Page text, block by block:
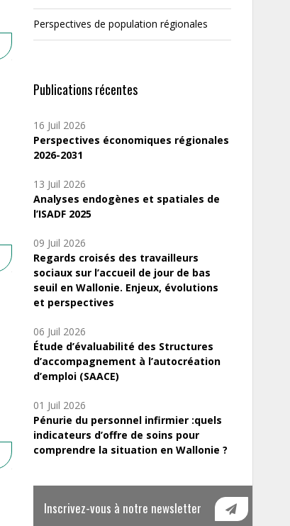
Perspectives de population régionales
Publications récentes
16 Juil 2026
Perspectives économiques régionales
2026-2031
13 Juil 2026
Analyses endogènes et spatiales de
l’ISADF 2025
09 Juil 2026
Regards croisés des travailleurs
sociaux sur l’accueil de jour de bas
seuil en Wallonie. Enjeux, évolutions
et perspectives
06 Juil 2026
Étude d’évaluabilité des Structures
d’accompagnement à l’autocréation
d’emploi (SAACE)
01 Juil 2026
Pénurie du personnel infirmier :quels
indicateurs d’offre de soins pour
comprendre la situation en Wallonie ?
Inscrivez-vous à notre newsletter